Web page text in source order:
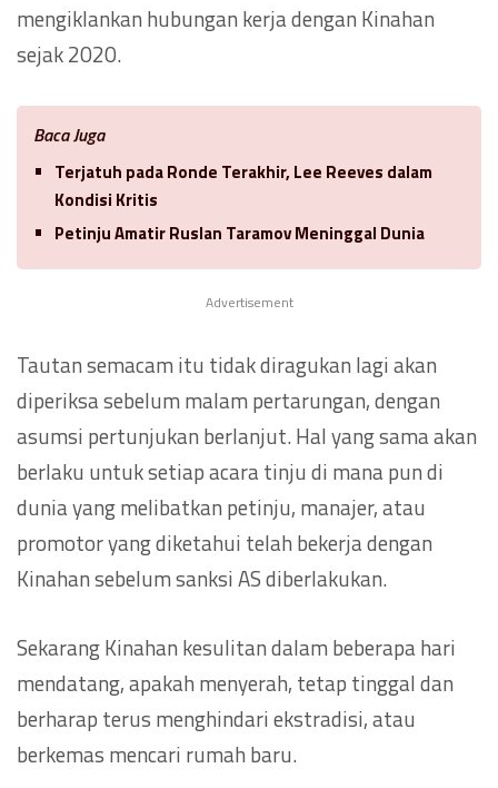
mengiklankan hubungan kerja dengan Kinahan
sejak 2020.
Baca Juga
Terjatuh pada Ronde Terakhir, Lee Reeves dalam
Kondisi Kritis
Petinju Amatir Ruslan Taramov Meninggal Dunia
Advertisement
Tautan semacam itu tidak diragukan lagi akan
diperiksa sebelum malam pertarungan, dengan
asumsi pertunjukan berlanjut. Hal yang sama akan
berlaku untuk setiap acara tinju di mana pun di
dunia yang melibatkan petinju, manajer, atau
promotor yang diketahui telah bekerja dengan
Kinahan sebelum sanksi AS diberlakukan.
Sekarang Kinahan kesulitan dalam beberapa hari
mendatang, apakah menyerah, tetap tinggal dan
berharap terus menghindari ekstradisi, atau
berkemas mencari rumah baru.